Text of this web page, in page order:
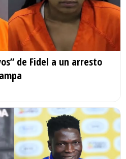
de Fidel a un arresto